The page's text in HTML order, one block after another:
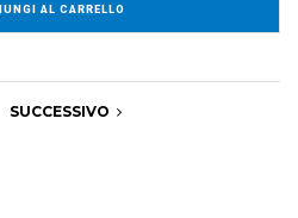
AL CARRELLO
SUCCESSIVO